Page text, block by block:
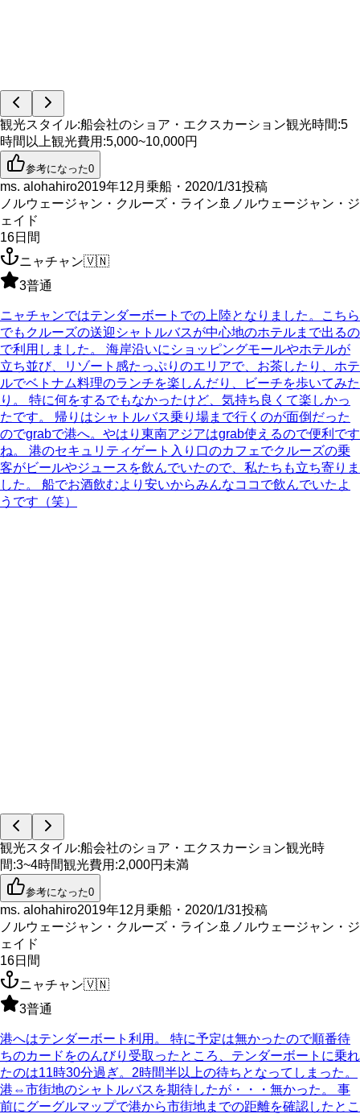
観光スタイル:船会社のショア・エクスカーション観光時間:5
時間以上観光費用 :5,000~10,000円
参考になった0
ms. alohahiro2019年12月乗船・2020/1/31投稿
ノルウェージャン・クルーズ・ライン 🚢 ノルウェージャン・ジ
ェイド
16日間
ニャチャン🇻🇳
3普通
ニャチャンではテンダーボートでの上陸となりました。こちら
でもクルーズの送迎シャトルバスが中心地のホテルまで出るの
で利用しました。 海岸沿いにショッピングモールやホテルが
立ち並び、リゾート感たっぷりのエリアで、お茶したり、ホテ
ルでベトナム料理のランチを楽しんだり、ビーチを歩いてみた
り。 特に何をするでもなかったけど、気持ち良くて楽しかっ
たです。 帰りはシャトルバス乗り場まで行くのが面倒だった
のでgrabで港へ。やはり東南アジアはgrab使えるので便利です
ね。 港のセキュリティゲート入り口のカフェでクルーズの乗
客がビールやジュースを飲んでいたので、私たちも立ち寄りま
した。 船でお酒飲むより安いからみんなココで飲んでいたよ
うです（笑）
観光スタイル:船会社のショア・エクスカーション観光時
間:3~4時間観光費用 :2,000円未満
参考になった0
ms. alohahiro2019年12月乗船・2020/1/31投稿
ノルウェージャン・クルーズ・ライン 🚢 ノルウェージャン・ジ
ェイド
16日間
ニャチャン🇻🇳
3普通
港へはテンダーボート利用。 特に予定は無かったので順番待
ちのカードをのんびり受取ったところ、テンダーボートに乗れ
たのは11時30分過ぎ。2時間半以上の待ちとなってしまった。
港⇔市街地のシャトルバスを期待したが・・・無かった。 事
前にグーグルマップで港から市街地までの距離を確認したとこ